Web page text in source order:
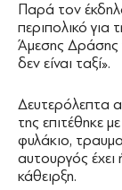
Παρά τον
περιπολικό για
Άμεσης Δράσης
δεν είναι ταξί».
Δευτερόλεπτα
της επιτέθηκε
φυλάκιο,
αυτουργός έχει
κάθειρξη.